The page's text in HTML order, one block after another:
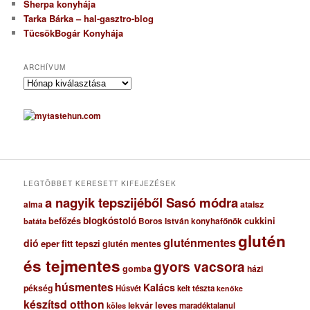
Sherpa konyhája
Tarka Bárka – hal-gasztro-blog
TücsökBogár Konyhája
ARCHÍVUM
A
c
h
u
LEGTÖBBET KERESETT KIFEJEZÉSEK
almaa nagyik tepszijéből Sasó módraataisz
batáta befőzésblogkóstoló Boros István konyhafőnökcukkini
dió eperfitt tepszi glutén mentesgluténmentesglutén
és tejmentes gombagyors vacsora házi
pékség húsmentesHúsvét Kalácskelt tészta kenőke
készítsd otthon köles lekvárlevesmaradéktalanul